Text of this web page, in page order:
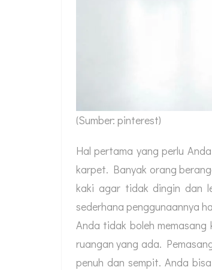
(Sumber: pinterest)
Hal pertama yang perlu
karpet. Banyak orang
kaki agar tidak dingin dan
sederhana penggunaannya
Anda tidak boleh memasang
ruangan yang ada.
penuh dan sempit. Anda